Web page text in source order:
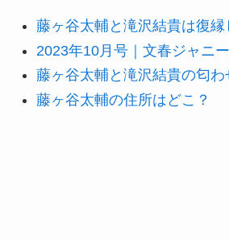
藤ヶ谷太輔と滝沢結貴は復縁
2023年10月号｜文春ジャニ
藤ヶ谷太輔と滝沢結貴の匂わ
藤ヶ谷太輔の住所はどこ？